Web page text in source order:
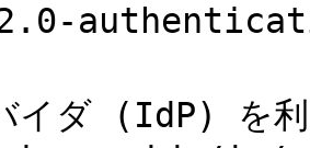
イダ (IdP) を利